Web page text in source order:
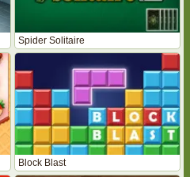
Spider Solitaire
Block Blast